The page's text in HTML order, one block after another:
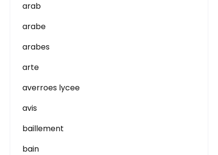
arab
arabe
arabes
arte
averroes lycee
avis
baillement
bain